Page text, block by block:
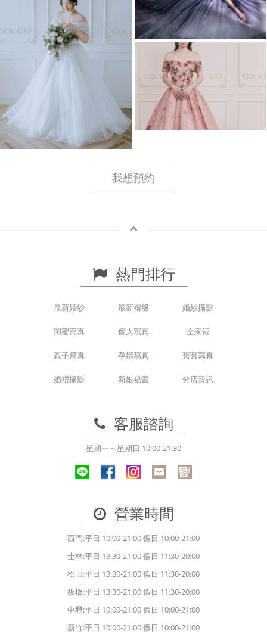
我想預約
熱門排行
最新婚紗 最新禮服 婚紗攝影
閨蜜寫真 個人寫真 全家福
親子寫真 孕婦寫真 寶寶寫真
婚禮攝影 新娘秘書 分店資訊
客服諮詢
星期一～星期日 10:00-21:30
營業時間
西門:平日 10:00-21:00 假日 10:00-21:00
士林:平日 13:30-21:00 假日 11:30-20:00
松山:平日 13:30-21:00 假日 11:30-20:00
板橋:平日 13:30-21:00 假日 11:30-20:00
中壢:平日 10:00-21:00 假日 10:00-21:00
新竹:平日 10:00-21:00 假日 10:00-21:00